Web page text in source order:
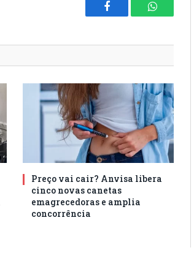
Facebook WhatsApp
Preço vai cair? Anvisa libera
cinco novas canetas
emagrecedoras e amplia
concorrência